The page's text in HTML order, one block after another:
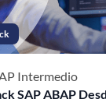
Intermedio
SAP ABAP